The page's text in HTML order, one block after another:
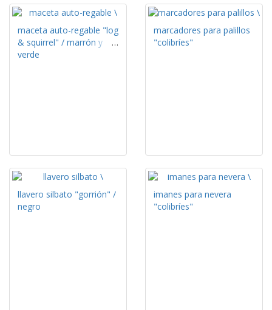
maceta auto-regable "log
& squirrel" / marrón y
verde
marcadores para palillos
"colibríes"
llavero silbato "gorrión" /
negro
imanes para nevera
"colibríes"